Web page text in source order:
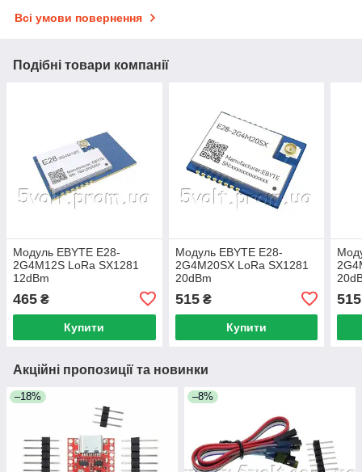
Всі умови повернення
Подібні товари компанії
Модуль EBYTE E28-
2G4M12S LoRa SX1281
12dBm
465 ₴
Купити
Модуль EBYTE E28-
2G4M20SX LoRa SX1281
20dBm
515₴
Купити
515
Акційні пропозиції та новинки
–18% –8%